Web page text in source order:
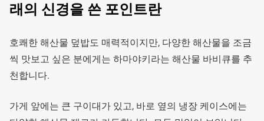
래의 신경을 쓴 포인트란
호쾌한 해산물 덮밥도 매력적이지만, 다양한 해산물을 조금
씩 맛보고 싶은 분에게는 하마야키라는 해산물 바비큐를 추
천합니다.
가게 앞에는 큰 구이대가 있고, 바로 옆의 냉장 케이스에는